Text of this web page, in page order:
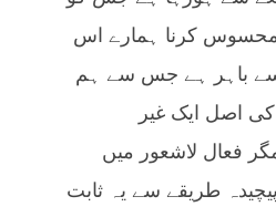
محسوس کرنا ہمارے اس
سے باہر ہے جس سے ہم
اصل ایک غیر
فعال لاشعور میں
طریقے سے یہ ثابت